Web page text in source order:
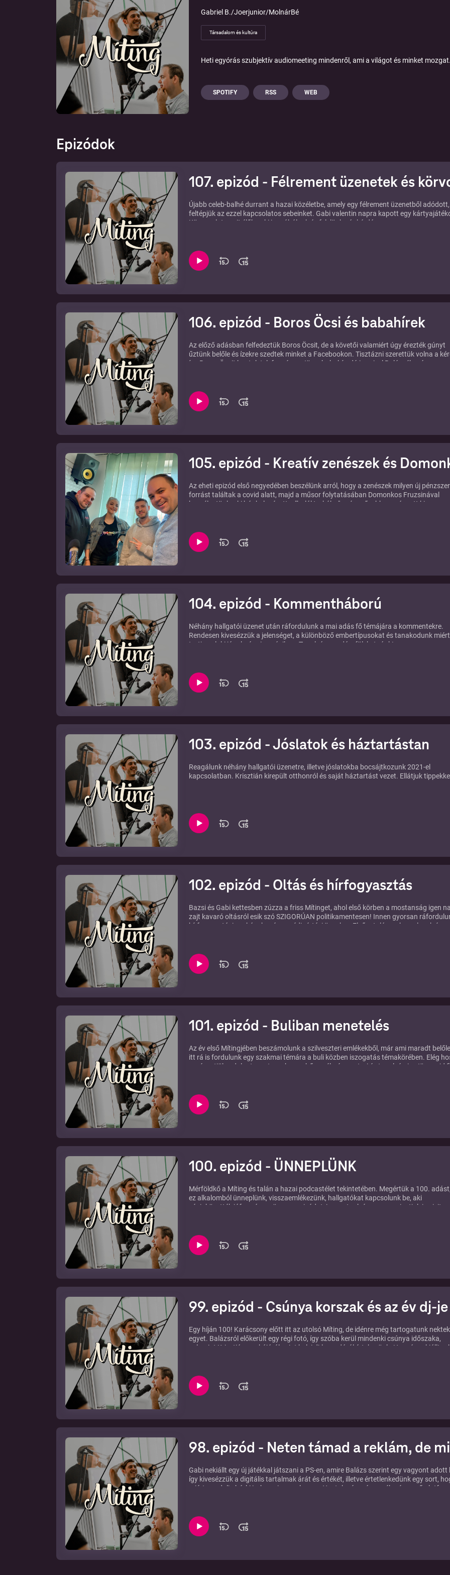
Gabriel B./Joerjunior/MolnárBé
Társadalom és kultúra
Heti egyórás szubjektív audiomeeting mindenről, ami a világot és minket
SPOTIFY RSS WEB
Epizódok
107. epizód - Félrement üzenetek és
Újabb celeb-balhé durrant a hazai közéletbe, amely egy félrement üzenetből
feltépjük az ezzel kapcsolatos sebeinket. Gabi valentin napra kapott egy
Körvonalat, amit élőben ki is próbálunk és felelünk pár kérdésre.
106. epizód - Boros Öcsi és babahírek
Az előző adásban felfedeztük Boros Öcsit, de a követői valamiért úgy érezték gúnyt
űztünk belőle és ízekre szedtek minket a Facebookon. Tisztázni szerettük volna a
így Boros Öcsit kaptuk telefonvégre. Jön a babahíradó is, mivel Balázsék már egyre
pörgött. Megpróbálunk igazságot szolgáltatni.
105. epizód - Kreatív zenészek és
Az eheti epizód első negyedében beszélünk arról, hogy a zenészek milyen új
forrást találtak a covid alatt, majd a műsor folytatásában Domonkos Fruzsinával
beszélgetünk, aki bár belenézett a "halál torkába", még erősebben mászott ki onnan.
104. epizód - Kommentháború
Néhány hallgatói üzenet után ráfordulunk a mai adás fő témájára a kommentekre.
Rendesen kivesézzük a jelenséget, a különböző embertípusokat és tanakodunk miért
tartja valaki jónak rúgni a másikon. Tanulságos adás, füleket ránk!
103. epizód - Jóslatok és háztartástan
Reagálunk néhány hallgatói üzenetre, illetve jóslatokba bocsájtkozunk 2021-el
kapcsolatban. Krisztián kirepült otthonról és saját háztartást vezet. Ellátjuk
102. epizód - Oltás és hírfogyasztás
Bazsi és Gabi kettesben zúzza a friss Mítinget, ahol első körben a mostanság igen
zajt kavaró oltásról esik szó SZIGORÚAN politikamentesen! Innen gyorsan
hírfogyasztási szokásokra és a médiaértési ügyekre. Elsőre talán ez komolynak és
101. epizód - Buliban menetelés
Az év első Mítingjében beszámolunk a szilveszteri emlékekből, már ami maradt
itt rá is fordulunk egy szakmai témára a buli közben iszogatás témakörében. Elég
vesézgetjük a dolgot, mert van benne bőven élmény, sztori és tanulság is. Jön majd
100. epizód - ÜNNEPLÜNK
Mérföldkő a Míting és talán a hazai podcastélet tekintetében. Megértük a 100.
ez alkalomból ünneplünk, visszaemlékezünk, hallgatókat kapcsolunk be, aki
végigkövették jóformán az összes epizódot, iszogatunk és persze szivatjuk is picit
99. epizód - Csúnya korszak és az év dj-je
Egy híján 100! Karácsony előtt itt az utolsó Míting, de idénre még tartogatunk nektek
egyet. Balázsról előkerült egy régi fotó, így szóba kerül mindenki csúnya időszaka,
valamint Krisztián apukájáról, mint helyi dj-legendáról értekezünk. Ha már
adásra.
98. epizód - Neten támad a reklám, de
Gabi nekiállt egy új játékkal játszani a PS-en, amire Balázs szerint egy vagyont adott
így kivesézzük a digitális tartalmak árát és értékét, illetve értetlenkedünk egy sort,
miért gondolja bárki is, hogy ingyen lenne a Youtube és más egyéb népszerű
lőttek az idei szilveszternek így erről is elmondjuk a gondolatokat és fény derül
egyik legnagyobb melléfogására is.